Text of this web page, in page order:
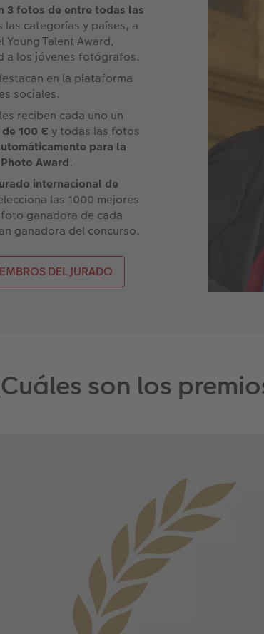
3 fotos de entre todas las
las categorías y países, a
Young Talent Award,
los jóvenes fotógrafos.
en la plataforma
sociales.​
reciben cada uno un
100 € y todas las fotos
para la
Award. ​
internacional de
las 1000 mejores
ganadora de cada
ganadora del concurso.
DEL JURADO
son los